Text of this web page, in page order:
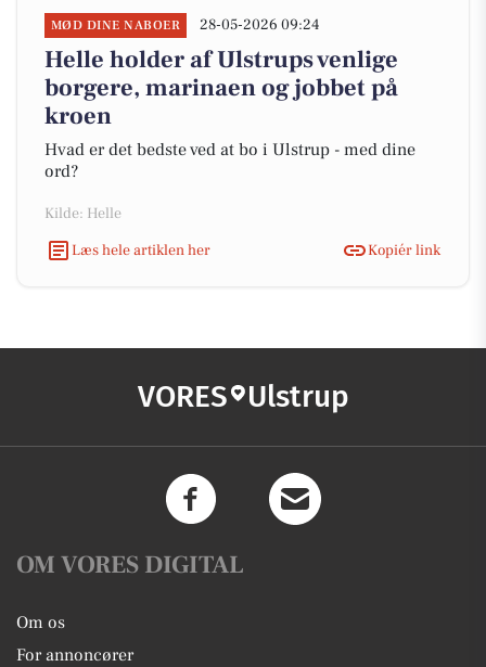
MØD DINE NABOER 28-05-2026 09:24
Helle holder af Ulstrups venlige
borgere, marinaen og jobbet på
kroen
Hvad er det bedste ved at bo i Ulstrup - med dine
ord?
Kilde: Helle
Læs hele artiklen her
Kopiér link
VORES Ulstrup
OM VORES DIGITAL
Om os
For annoncører